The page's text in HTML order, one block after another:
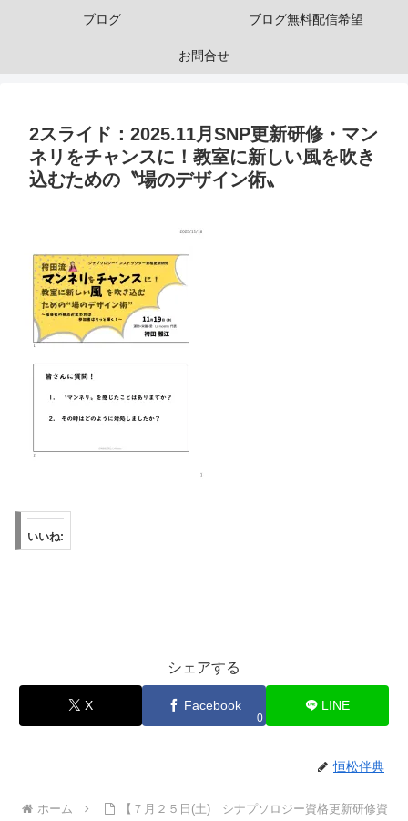
ブログ ブログ無料配信希望
お問合せ
2スライド：2025.11月SNP更新研修・マン
ネリをチャンスに！教室に新しい風を吹き
込むための〝場のデザイン術〟
いいね:
シェアする
X Facebook
0
LINE
恒松伴典
ホーム 【７月２５日(土) シナプソロジー資格更新研修資